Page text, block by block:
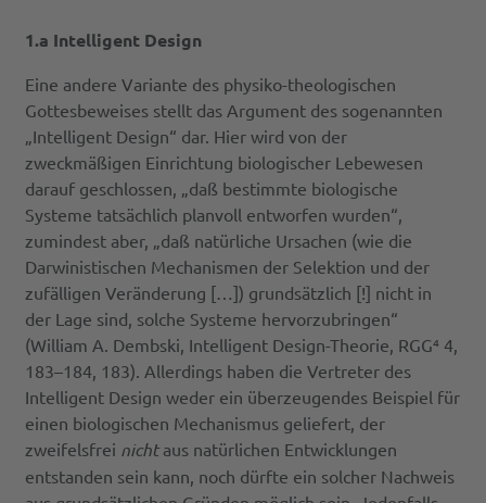
1.a Intelligent Design
Eine andere Variante des physiko-theologischen
Gottesbeweises stellt das Argument des sogenannten
„Intelligent Design“ dar. Hier wird von der
zweckmäßigen Einrichtung biologischer Lebewesen
darauf geschlossen, „daß bestimmte biologische
Systeme tatsächlich planvoll entworfen wurden“,
zumindest aber, „daß natürliche Ursachen (wie die
Darwinistischen Mechanismen der Selektion und der
zufälligen Veränderung […]) grundsätzlich [!] nicht in
der Lage sind, solche Systeme hervorzubringen“
(William A. Dembski, Intelligent Design-Theorie, RGG⁴ 4,
183–184, 183). Allerdings haben die Vertreter des
Intelligent Design weder ein überzeugendes Beispiel für
einen biologischen Mechanismus geliefert, der
zweifelsfrei nicht aus natürlichen Entwicklungen
entstanden sein kann, noch dürfte ein solcher Nachweis